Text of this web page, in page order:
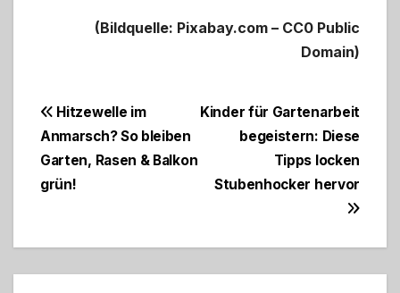
(Bildquelle: Pixabay.com – CC0 Public
Domain)
Beitragsnavigation
Kinder für Gartenarbeit
begeistern: Diese
Tipps locken
Stubenhocker hervor
Hitzewelle im
Anmarsch? So bleiben
Garten, Rasen & Balkon
grün!